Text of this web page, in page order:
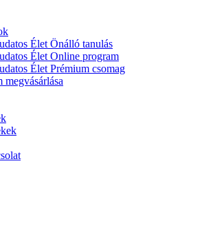
Élet Önálló tanulás
Élet Online program
Élet Prémium csomag
megvásárlása